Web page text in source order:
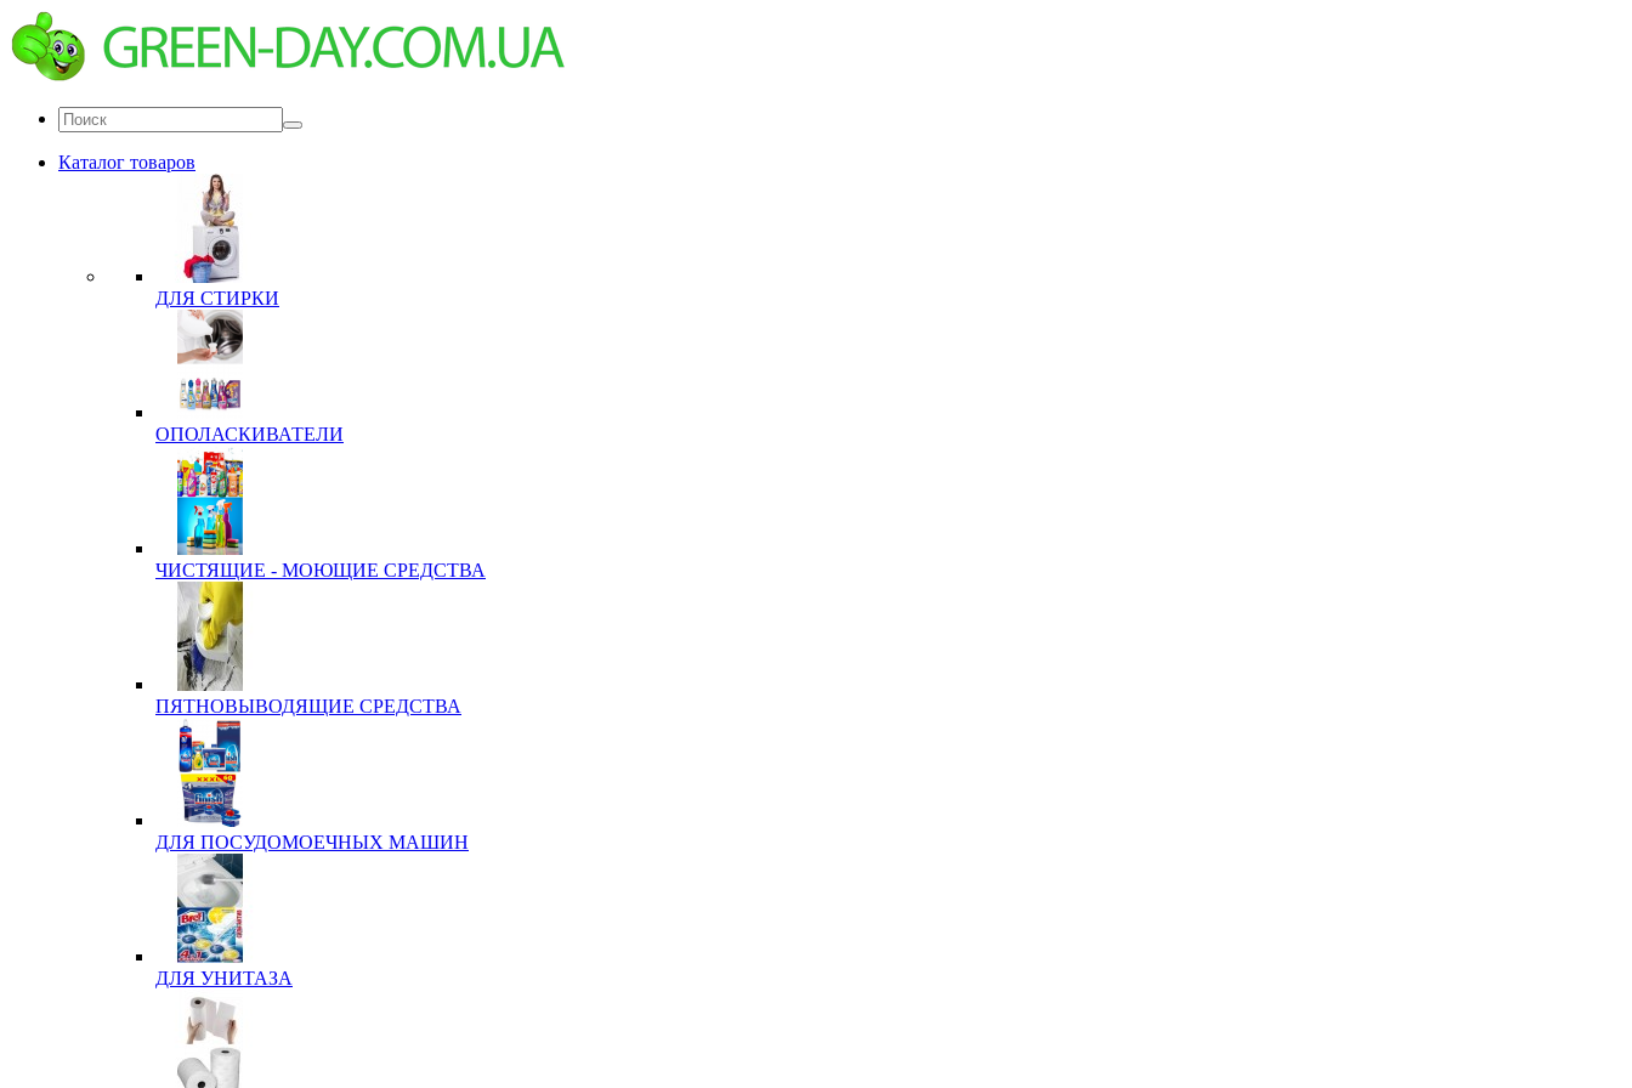
Каталог товаров
ДЛЯ СТИРКИ
ОПОЛАСКИВАТЕЛИ
ЧИСТЯЩИЕ - МОЮЩИЕ СРЕДСТВА
ПЯТНОВЫВОДЯЩИЕ СРЕДСТВА
ДЛЯ ПОСУДОМОЕЧНЫХ МАШИН
ДЛЯ УНИТАЗА